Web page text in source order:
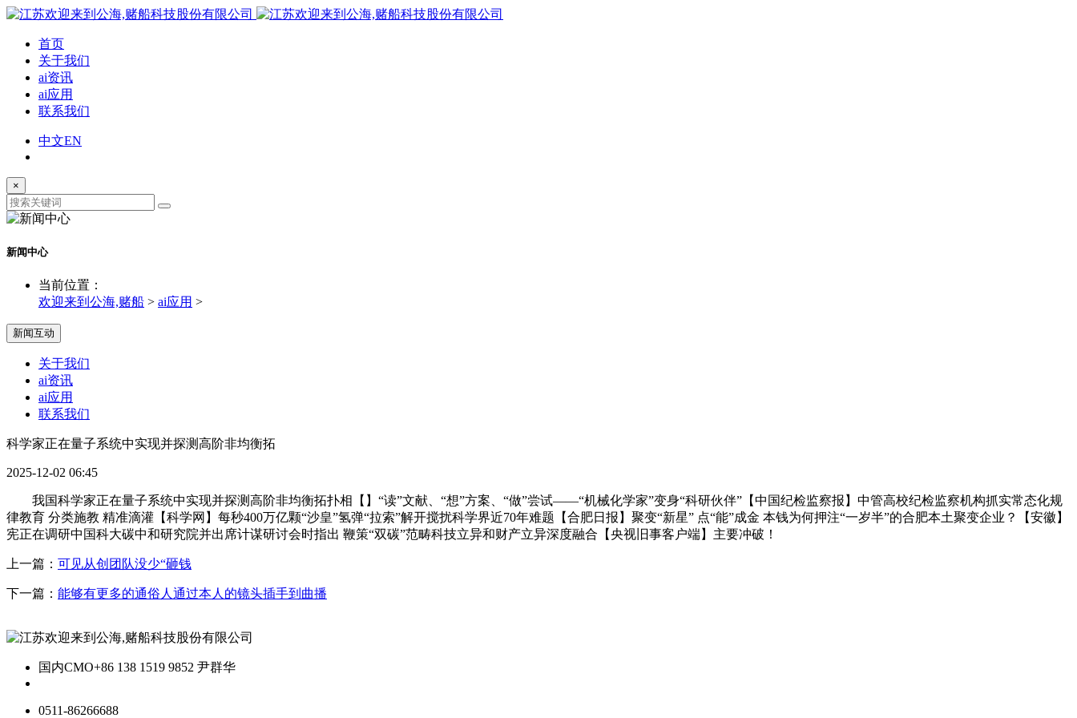
首页
关于我们
ai资讯
ai应用
联系我们
中文EN
×
新闻中心
当前位置：
欢迎来到公海,赌船 > ai应用 >
新闻互动
关于我们
ai资讯
ai应用
联系我们
科学家正在量子系统中实现并探测高阶非均衡拓
2025-12-02 06:45
我国科学家正在量子系统中实现并探测高阶非均衡拓扑相【】“读”文献、“想”方案、“做”尝试——“机械化学家”变身“科研伙伴”【中国纪检监察报】中管高校纪检监察机构抓实常态化规
律教育 分类施教 精准滴灌【科学网】每秒400万亿颗“沙皇”氢弹“拉索”解开搅扰科学界近70年难题【合肥日报】聚变“新星” 点“能”成金 本钱为何押注“一岁半”的合肥本土聚变企业？【安徽】
宪正在调研中国科大碳中和研究院并出席计谋研讨会时指出 鞭策“双碳”范畴科技立异和财产立异深度融合【央视旧事客户端】主要冲破！
上一篇： 可见从创团队没少“砸钱
下一篇： 能够有更多的通俗人通过本人的镜头插手到曲播
国内CMO+86 138 1519 9852 尹群华
0511-86266688